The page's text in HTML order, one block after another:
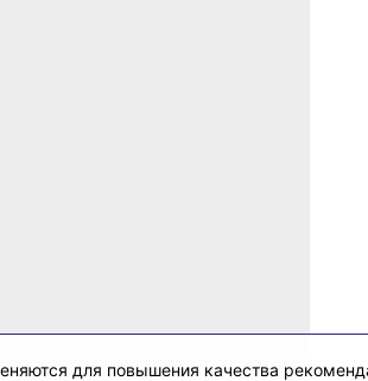
для повышения качества